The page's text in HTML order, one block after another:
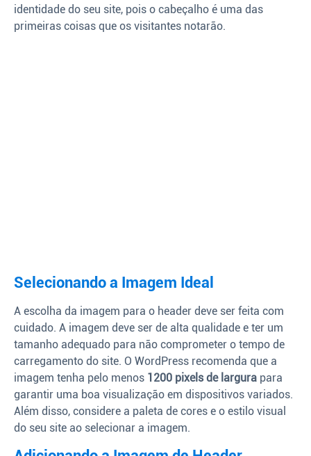
identidade do seu site, pois o cabeçalho é uma das
primeiras coisas que os visitantes notarão.
Selecionando a Imagem Ideal
A escolha da imagem para o header deve ser feita com
cuidado. A imagem deve ser de alta qualidade e ter um
tamanho adequado para não comprometer o tempo de
carregamento do site. O WordPress recomenda que a
imagem tenha pelo menos 1200 pixels de largura para
garantir uma boa visualização em dispositivos variados.
Além disso, considere a paleta de cores e o estilo visual
do seu site ao selecionar a imagem.